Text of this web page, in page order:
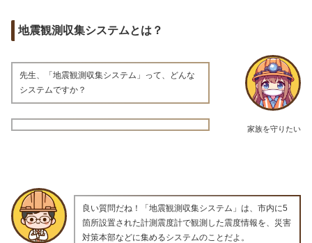
地震観測収集システムとは？
家族を守りたい
先生、「地震観測収集システム」って、どんな
システムですか？
良い質問だね！「地震観測収集システム」は、市内に5
箇所設置された計測震度計で観測した震度情報を、災害
対策本部などに集めるシステムのことだよ。